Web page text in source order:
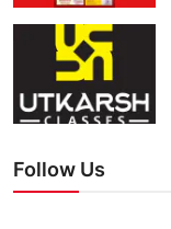
Follow Us